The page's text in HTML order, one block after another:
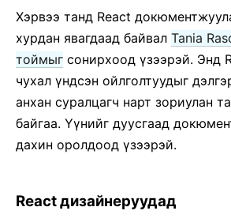
Хэрвээ танд React
хурдан явагдаад байвал Tania
тоймыг сонирхоод үзээрэй. Энд
чухал үндсэн ойлголтуудыг
анхан суралцагч нарт зориулан
байгаа. Үүнийг дуусгаад
дахин оролдоод үзээрэй.
React дизайнеруудад